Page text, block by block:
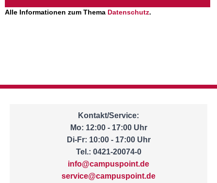
Alle Informationen zum Thema Datenschutz.
Kontakt/Service:
Mo: 12:00 - 17:00 Uhr
Di-Fr: 10:00 - 17:00 Uhr
Tel.: 0421-20074-0
info@campuspoint.de
service@campuspoint.de